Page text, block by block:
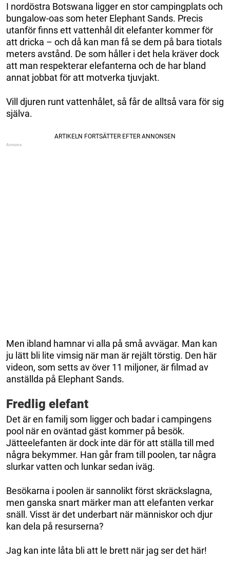
I nordöstra Botswana ligger en stor campingplats och
bungalow-oas som heter Elephant Sands. Precis
utanför finns ett vattenhål dit elefanter kommer för
att dricka – och då kan man få se dem på bara tiotals
meters avstånd. De som håller i det hela kräver dock
att man respekterar elefanterna och de har bland
annat jobbat för att motverka tjuvjakt.
Vill djuren runt vattenhålet, så får de alltså vara för sig
själva.
Men ibland hamnar vi alla på små avvägar. Man kan
ju lätt bli lite vimsig när man är rejält törstig. Den här
videon, som setts av över 11 miljoner, är filmad av
anställda på Elephant Sands.
Fredlig elefant
Det är en familj som ligger och badar i campingens
pool när en oväntad gäst kommer på besök.
Jätteelefanten är dock inte där för att ställa till med
några bekymmer. Han går fram till poolen, tar några
slurkar vatten och lunkar sedan iväg.
Besökarna i poolen är sannolikt först skräckslagna,
men ganska snart märker man att elefanten verkar
snäll. Visst är det underbart när människor och djur
kan dela på resurserna?
Jag kan inte låta bli att le brett när jag ser det här!